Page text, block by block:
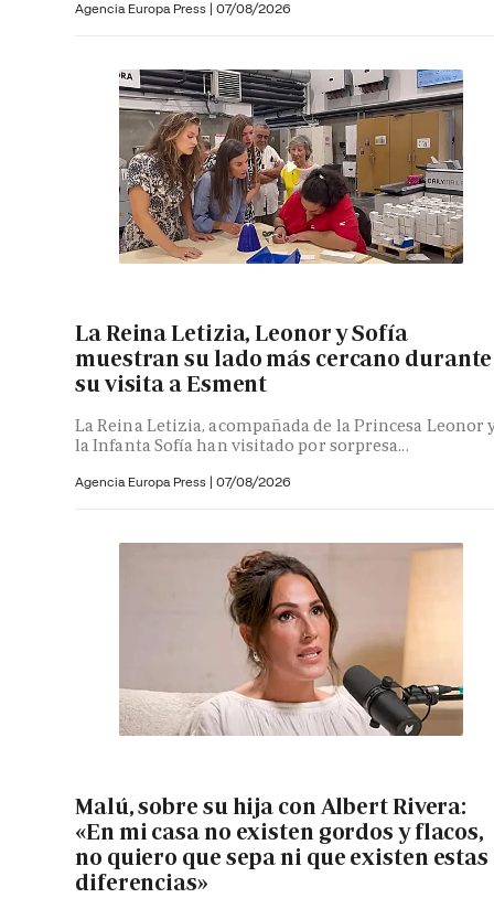
Agencia Europa Press | 07/08/2026
La Reina Letizia, Leonor y Sofía
muestran su lado más cercano durante
su visita a Esment
La Reina Letizia, acompañada de la Princesa Leonor
la Infanta Sofía han visitado por sorpresa...
Agencia Europa Press | 07/08/2026
Malú, sobre su hija con Albert Rivera:
«En mi casa no existen gordos y flacos,
no quiero que sepa ni que existen estas
diferencias»